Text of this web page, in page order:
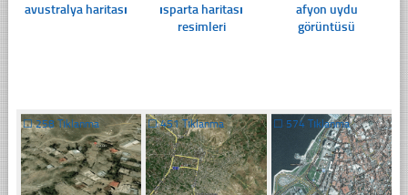
avustralya haritası
ısparta haritası
resimleri
afyon uydu
görüntüsü
☐258 Tıklanma ☐451 Tıklanma ☐ 574 Tıklanma